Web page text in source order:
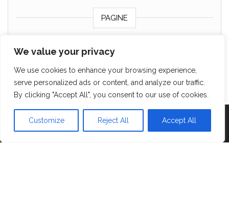
We value your privacy
We use cookies to enhance your browsing experience,
serve personalized ads or content, and analyze our traffic.
By clicking "Accept All", you consent to our use of cookies.
Customize Reject All Accept All
PAGINE
Cookie policy
Proudly powered byWordPress Tema:Head Blog